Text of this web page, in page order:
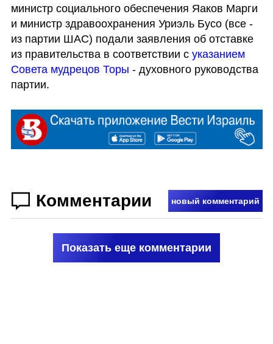
министр социального обеспечения Яаков Марги
и министр здравоохранения Уриэль Бусо (все -
из партии ШАС) подали заявления об отставке
из правительства в соответствии с указанием
Совета мудрецов Торы - духовного руководства
партии.
Комментарии новый комментарий
Показать еще комментарии